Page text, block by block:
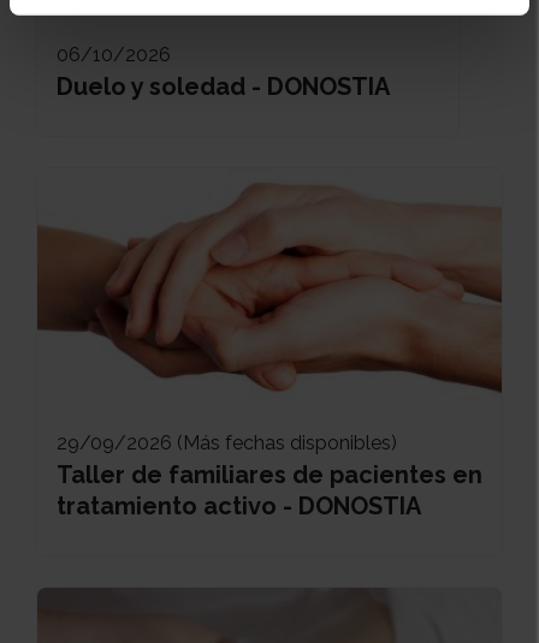
06/10/2026
Duelo y soledad - DONOSTIA
29/09/2026 (Más fechas disponibles)
Taller de familiares de pacientes en
tratamiento activo - DONOSTIA